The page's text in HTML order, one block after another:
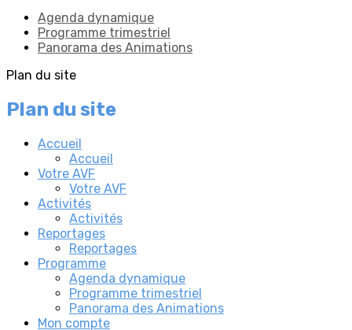
Agenda dynamique
Programme trimestriel
Panorama des Animations
Plan du site
Plan du site
Accueil
Accueil
Votre AVF
Votre AVF
Activités
Activités
Reportages
Reportages
Programme
Agenda dynamique
Programme trimestriel
Panorama des Animations
Mon compte